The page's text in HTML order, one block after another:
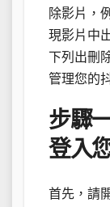
除影片，
現影片中
下列出刪
管理您的
步驟
登入
首先，請